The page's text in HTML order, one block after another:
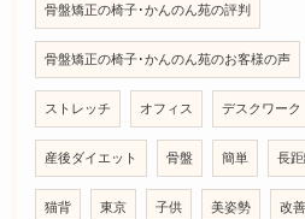
骨盤矯正の椅子･かんのん苑の評判
骨盤矯正の椅子･かんのん苑のお客様の声
ストレッチ オフィス デスクワーク
産後ダイエット 骨盤 簡単 長
猫背 東京 子供 美姿勢 改善